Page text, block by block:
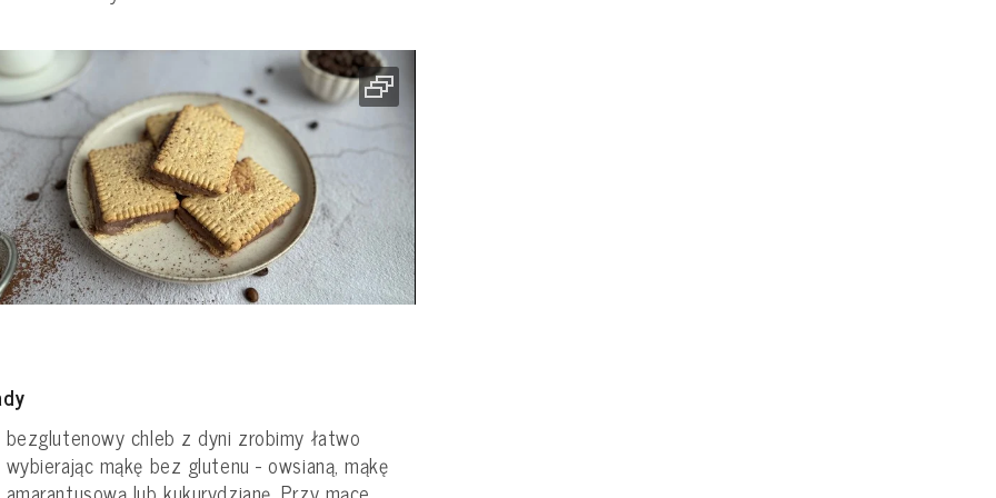
bezglutenowy chleb z dyni zrobimy łatwo
wybierając mąkę bez glutenu - owsianą, mąkę